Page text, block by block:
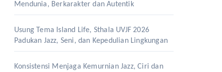
Mendunia, Berkarakter dan Autentik
Usung Tema Island Life, Sthala UVJF 2026
Padukan Jazz, Seni, dan Kepedulian Lingkungan
Konsistensi Menjaga Kemurnian Jazz, Ciri dan